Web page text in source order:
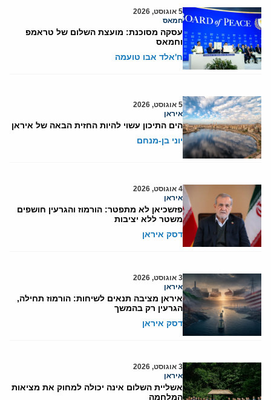
5 אוגוסט, 2026
חמאס
עסקה מסוכנת: מועצת השלום של טראמפ
וחמאס
ח'אלד אבו טועמה
5 אוגוסט, 2026
איראן
הים התיכון עשוי להיות החזית הבאה של איראן
יוני בן-מנחם
4 אוגוסט, 2026
איראן
פזשכיאן לא מתפטר: הורמוז והגרעין חושפים
משטר ללא יציבות
דסק איראן
3 אוגוסט, 2026
איראן
איראן מציבה תנאים לשיחות: הורמוז תחילה,
הגרעין רק בהמשך
דסק איראן
3 אוגוסט, 2026
איראן
אשליית השלום אינה יכולה למחוק את מציאות
המלחמה